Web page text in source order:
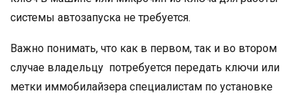
системы автозапуска не требуется.
Важно понимать, что как в первом, так и во втором
случае владельцу потребуется передать ключи или
метки иммобилайзера специалистам по установке